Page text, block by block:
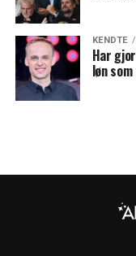
KENDTE
Har
løn